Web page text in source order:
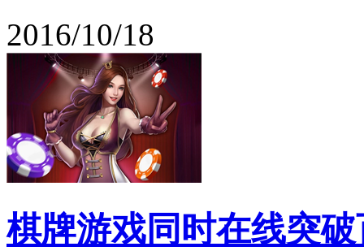
2016/10/18
棋牌游戏同时在线突